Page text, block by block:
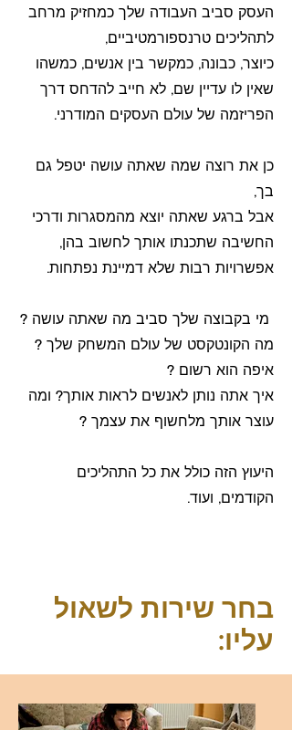
העסק סביב העבודה שלך כמחזיק מרחב
לתהליכים טרנספורמטיביים,
כיוצר, כבונה, כמקשר בין אנשים, כמשהו
שאין לו עדיין שם, לא חייב להדחס דרך
הפריזמה של עולם העסקים המודרני.
כן את רוצה שמה שאתה עושה יטפל גם
בך,
אבל ברגע שאתה יוצא מהמסגרות ודרכי
החשיבה שתכנתו אותך לחשוב בהן,
אפשרויות רבות שלא דמיינת נפתחות.
מי בקבוצה שלך סביב מה שאתה עושה ?
מה הקונטקסט של עולם המשחק שלך ?
איפה הוא רשום ?
איך אתה נותן לאנשים לראות אותך? ומה
עוצר אותך מלחשוף את עצמך ?
היעוץ הזה כולל את כל התהליכים
הקודמים, ועוד.
בחר שירות לשאול
עליו: